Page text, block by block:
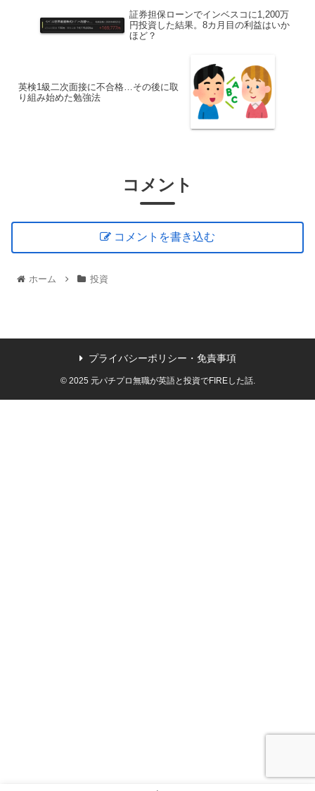
証券担保ローンでインベスコに1,200万
円投資した結果。8カ月目の利益はいか
ほど？
英検1級二次面接に不合格…その後に取
り組み始めた勉強法
コメント
コメントを書き込む
ホーム 投資
プライバシーポリシー・免責事項
© 2025 元パチプロ無職が英語と投資でFIREした話.